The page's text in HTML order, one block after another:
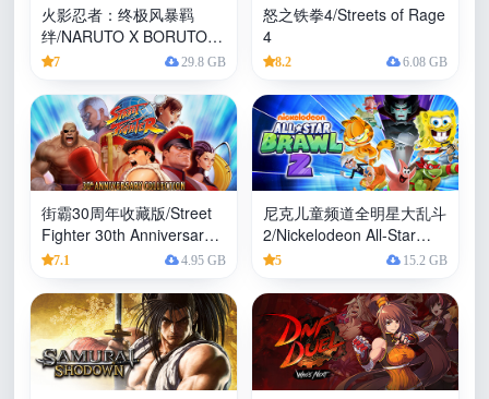
火影忍者：终极风暴羁
绊/NARUTO X BORUTO
Ultimate Ninja STORM
7 29.8 GB
怒之铁拳4/Streets of Rage
4
8.2 6.08 GB
街霸30周年收藏版/Street
Fighter 30th Anniversary
Collection
7.1 4.95 GB
尼克儿童频道全明星大乱斗
2/Nickelodeon All-Star
Brawl 2
5 15.2 GB